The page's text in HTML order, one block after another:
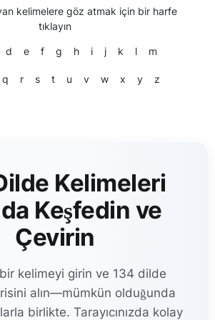
kelimelere göz atmak için bir harfe
tıklayın
d e f g h i j k l m
q r s t u v w x y z
Kelimeleri
Keşfedin ve
Çevirin
kelimeyi girin ve 134 dilde
alın—mümkün olduğunda
birlikte. Tarayıcınızda kolay